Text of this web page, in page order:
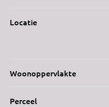
Locatie
Woonoppervlakte
Perceel